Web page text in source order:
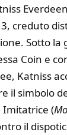
creduto
Sotto la
Coin e
Katniss
il simbolo
Imitatrice (
il